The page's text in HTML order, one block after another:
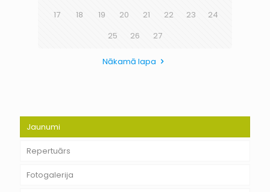
17
18 19 20 21 22 23
24
25
26 27
Nākamā lapa
Jaunumi
Repertuārs
Fotogalerija